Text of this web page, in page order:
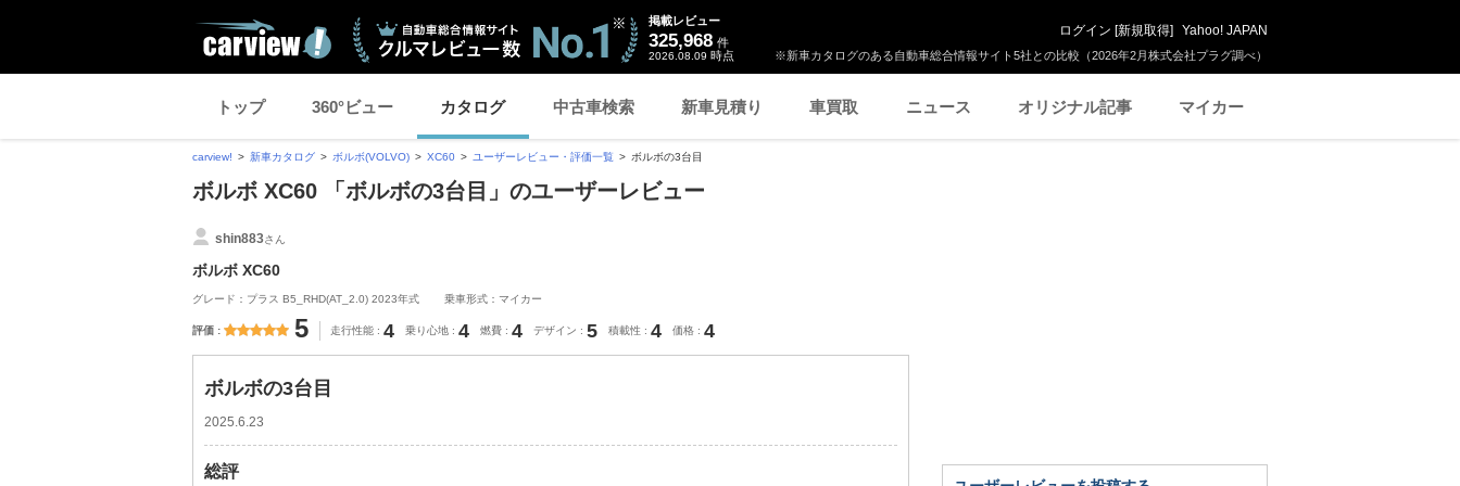
※新車カタログのある自動車総合情報サイト5社との比較（2026年2月株式会社プラグ調べ）
掲載レビュー
325,968 件
2026.08.09 時点
ログイン [新規取得] Yahoo! JAPAN
トップ 360°ビュー カタログ 中古車検索 新車見積り 車買取 ニュース オリジナル記事 マイカー
carview! 新車カタログ ボルボ(VOLVO) XC60 ユーザーレビュー・評価一覧 ボルボの3台目
ボルボ XC60 「ボルボの3台目」のユーザーレビュー
shin883さん
ボルボ XC60
グレード：プラス B5_RHD(AT_2.0) 2023年式 乗車形式：マイカー
評価 5 走行性能 4 乗り心地 4 燃費 4 デザイン 5 積載性 4 価格 4
ボルボの3台目
2025.6.23
総評